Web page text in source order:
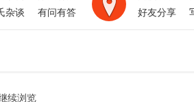
杂谈 有问有答
好友分享
续浏览